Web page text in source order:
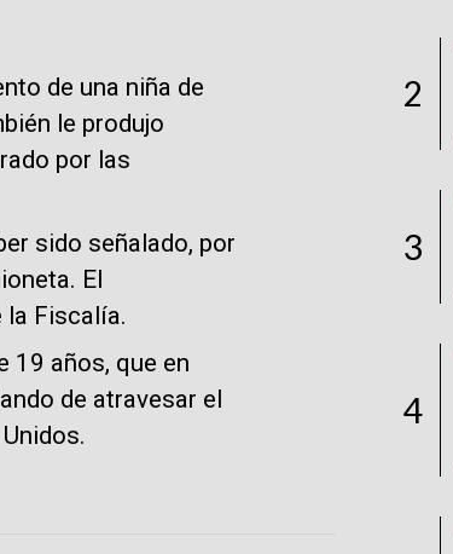
de una niña de
le produjo
por las
sido señalado, por
El
la Fiscalía.
19 años, que en
de atravesar el
2
3
4